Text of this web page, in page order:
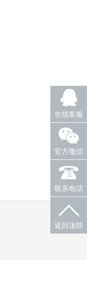
在线客服
官方微信
联系电话
返回顶部